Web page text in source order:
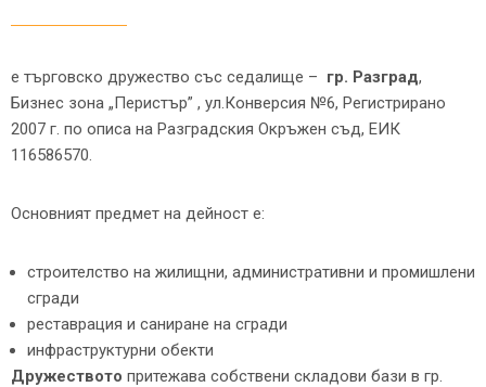
е търговско дружество със седалище – гр. Разград,
Бизнес зона „Перистър” , ул.Конверсия №6, Регистрирано
2007 г. по описа на Разградския Окръжен съд, ЕИК
116586570.
Основният предмет на дейност е:
строителство на жилищни, административни и промишлени
сгради
реставрация и саниране на сгради
инфраструктурни обекти
Дружеството притежава собствени складови бази в гр.